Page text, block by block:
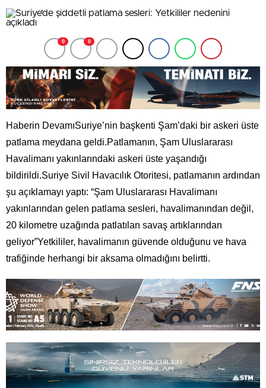
0 0
Haberin DevamıSuriye’nin başkenti Şam’daki bir askeri üste
patlama meydana geldi.Patlamanın, Şam Uluslararası
Havalimanı yakınlarındaki askeri üste yaşandığı
bildirildi.Suriye Sivil Havacılık Otoritesi, patlamanın ardından
şu açıklamayı yaptı: “Şam Uluslararası Havalimanı
yakınlarından gelen patlama sesleri, havalimanından değil,
20 kilometre uzağında patlatılan savaş artıklarından
geliyor”Yetkililer, havalimanın güvende olduğunu ve hava
trafiğinde herhangi bir aksama olmadığını belirtti.